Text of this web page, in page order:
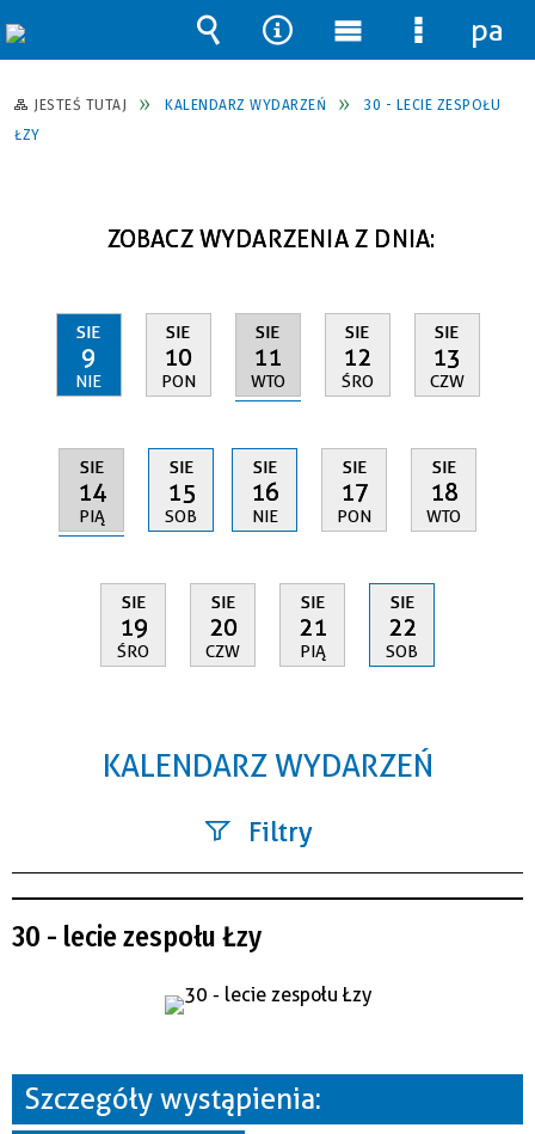
JESTEŚ TUTAJ KALENDARZ WYDARZEŃ
30 - LECIE ZESPOŁU
ŁZY
ZOBACZ WYDARZENIA Z DNIA:
SIE
9
NIE
SIE
10
PON
SIE
11
WTO
SIE
12
ŚRO
SIE
13
CZW
SIE
14
PIĄ
SIE
15
SOB
SIE
16
NIE
SIE
17
PON
SIE
18
WTO
SIE
19
ŚRO
SIE
20
CZW
SIE
21
PIĄ
SIE
22
SOB
KALENDARZ WYDARZEŃ
Filtry
Kategoria
Miejsce
30 - lecie zespołu Łzy
Szczegóły wystąpienia:
Wyszukiwarka
Narzędzia
Menu
główne
Menu